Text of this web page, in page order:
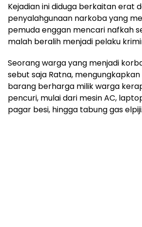
Kejadian ini diduga berkaitan erat
penyalahgunaan narkoba yang
pemuda enggan mencari nafkah
malah beralih menjadi pelaku
Seorang warga yang menjadi
sebut saja Ratna,
barang berharga milik warga
pencuri, mulai dari mesin AC,
pagar besi, hingga tabung gas elpiji.